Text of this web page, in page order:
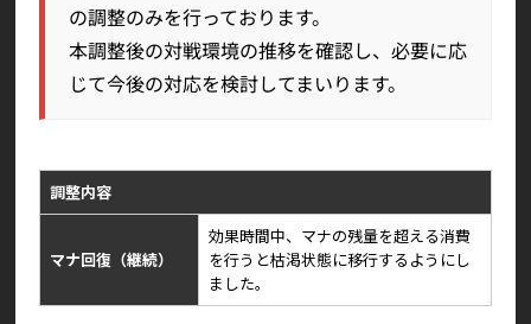
の調整のみを行っております。
本調整後の対戦環境の推移を確認し、必要に応
じて今後の対応を検討してまいります。
調整内容
マナ回復（継続）
効果時間中、マナの残量を超える消費
を行うと枯渇状態に移行するようにし
ました。